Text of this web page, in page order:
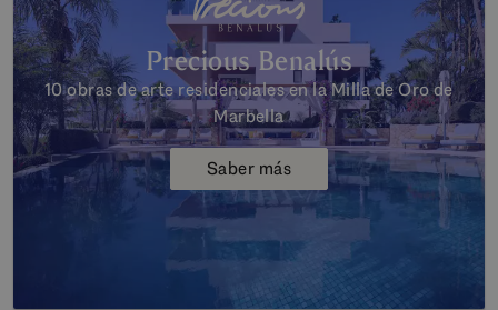
Precious Benalús
10 obras de arte residenciales en la Milla de Oro de
Marbella
Saber más